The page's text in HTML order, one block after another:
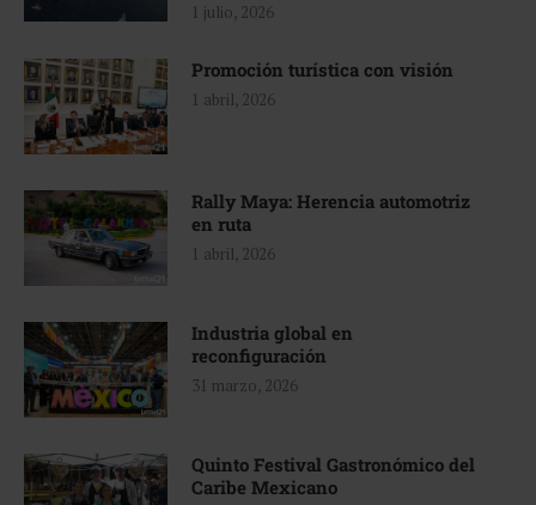
1 julio, 2026
Promoción turística con visión
1 abril, 2026
Rally Maya: Herencia automotriz
en ruta
1 abril, 2026
Industria global en
reconfiguración
31 marzo, 2026
Quinto Festival Gastronómico del
Caribe Mexicano